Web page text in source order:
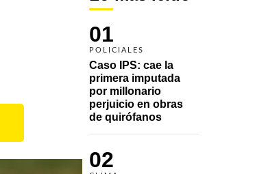
01
POLICIALES
Caso IPS: cae la
primera imputada
por millonario
perjuicio en obras
de quirófanos
02